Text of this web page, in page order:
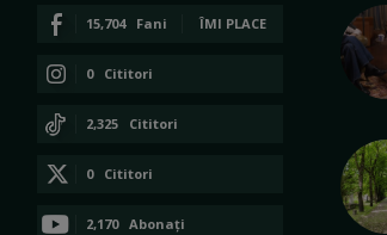
15,704 Fani ÎMI PLACE
0 Cititori
CONECTAȚI-VĂ
2,325 Cititori
0 Cititori
CONECTAȚI-VĂ
2,170 Abonați